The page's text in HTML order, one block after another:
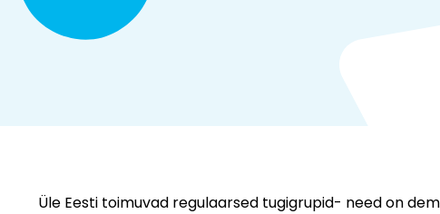
Üle Eesti toimuvad regulaarsed tugigrupid- need on